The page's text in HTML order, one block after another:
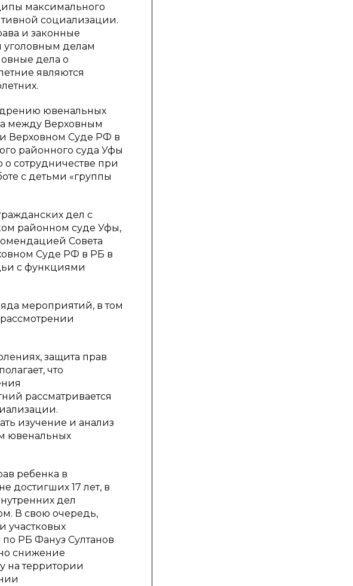
максимального
социализации.
и законные
уголовным делам
дела о
являются
ювенальных
между Верховным
Верховном Суде РФ в
районного суда Уфы
сотрудничестве при
с детьми «группы
дел с
районном суде Уфы,
Совета
Суде РФ в РБ в
с функциями
мероприятий, в том
защита прав
что
рассматривается
изучение и анализ
ювенальных
ребенка в
достигших 17 лет, в
дел
В свою очередь,
участковых
РБ Фануз Султанов
снижение
на территории